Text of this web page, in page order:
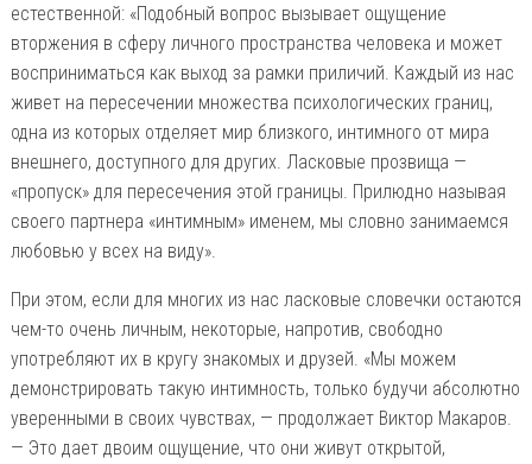
естественной: «Подобный вопрос вызывает ощущение
вторжения в сферу личного пространства человека и может
восприниматься как выход за рамки приличий. Каждый из нас
живет на пересечении множества психологических границ,
одна из которых отделяет мир близкого, интимного от мира
внешнего, доступного для других. Ласковые прозвища —
«пропуск» для пересечения этой границы. Прилюдно называя
своего партнера «интимным» именем, мы словно занимаемся
любовью у всех на виду».
При этом, если для многих из нас ласковые словечки остаются
чем-то очень личным, некоторые, напротив, свободно
употребляют их в кругу знакомых и друзей. «Мы можем
демонстрировать такую интимность, только будучи абсолютно
уверенными в своих чувствах, — продолжает Виктор Макаров.
— Это дает двоим ощущение, что они живут открытой,